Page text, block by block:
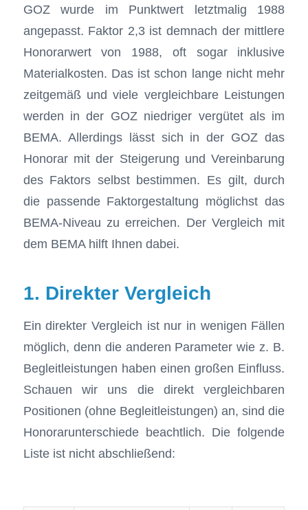
GOZ wurde im Punktwert letztmalig 1988
angepasst. Faktor 2,3 ist demnach der mittlere
Honorarwert von 1988, oft sogar inklusive
Materialkosten. Das ist schon lange nicht mehr
zeitgemäß und viele vergleichbare Leistungen
werden in der GOZ niedriger vergütet als im
BEMA. Allerdings lässt sich in der GOZ das
Honorar mit der Steigerung und Vereinbarung
des Faktors selbst bestimmen. Es gilt, durch
die passende Faktorgestaltung möglichst das
BEMA-Niveau zu erreichen. Der Vergleich mit
dem BEMA hilft Ihnen dabei.
1. Direkter Vergleich
Ein direkter Vergleich ist nur in wenigen Fällen
möglich, denn die anderen Parameter wie z. B.
Begleitleistungen haben einen großen Einfluss.
Schauen wir uns die direkt vergleichbaren
Positionen (ohne Begleitleistungen) an, sind die
Honorarunterschiede beachtlich. Die folgende
Liste ist nicht abschließend: